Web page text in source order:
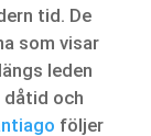
tid. De
som visar
leden
dåtid och
följer